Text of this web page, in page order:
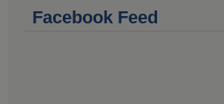
Facebook Feed